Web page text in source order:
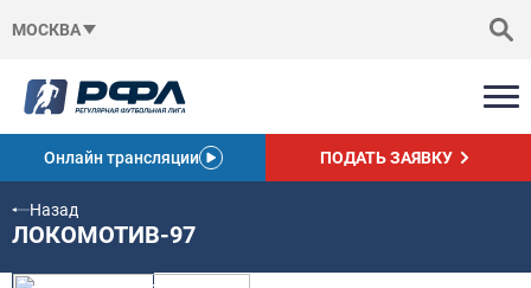
МОСКВА
Онлайн трансляции ПОДАТЬ ЗАЯВКУ
Назад
ЛОКОМОТИВ-97